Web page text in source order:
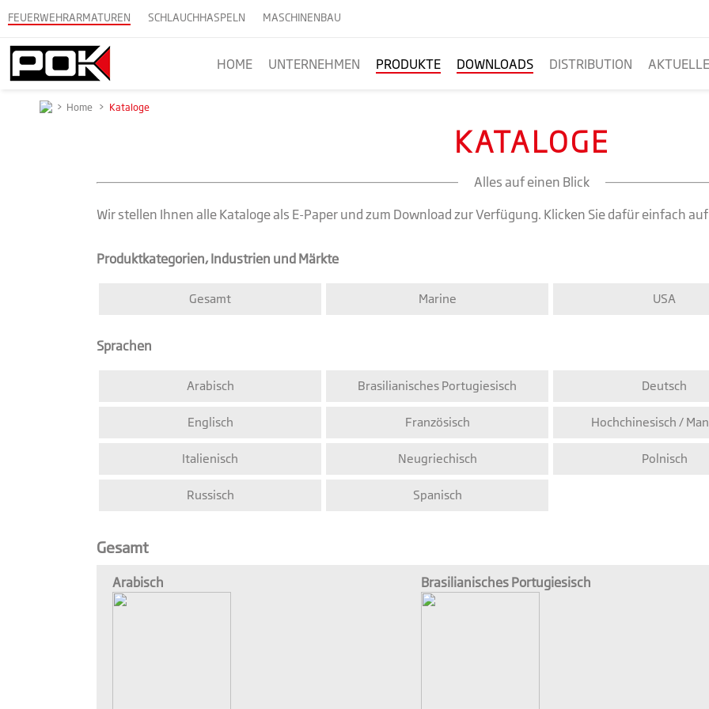
FEUERWEHRARMATUREN SCHLAUCHHASPELN MASCHINENBAU
HOME UNTERNEHMEN PRODUKTE DOWNLOADS DISTRIBUTION
> Home > Kataloge
KATALOGE
Alles auf einen Blick
Wir stellen Ihnen alle Kataloge als E-Paper und zum Download zur Verfügung. Klicken Sie dafür einfach
Produktkategorien, Industrien und Märkte
Gesamt Marine USA
Sprachen
Arabisch Brasilianisches Portugiesisch Deutsch
Englisch Französisch Hochchinesisch /
Italienisch Neugriechisch Polnisch
Russisch Spanisch
Gesamt
Arabisch Brasilianisches Portugiesisch